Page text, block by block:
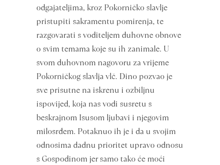
odgajateljima, kroz Pokorničko slavlje
pristupiti sakramentu pomirenja, te
razgovarati s voditeljem duhovne obnove
o svim temama koje su ih zanimale. U
svom duhovnom nagovoru za vrijeme
Pokorničkog slavlja vlč. Dino pozvao je
sve prisutne na iskrenu i ozbiljnu
ispovijed, koja nas vodi susretu s
beskrajnom Isusom ljubavi i njegovim
milosrđem. Potaknuo ih je i da u svojim
odnosima dadnu prioritet upravo odnosu
s Gospodinom jer samo tako će moći